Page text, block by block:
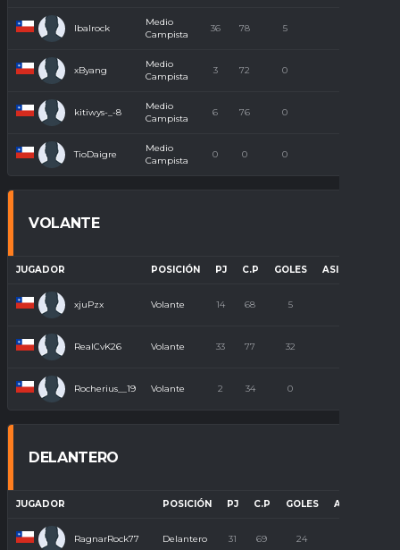
Ibalrock
Medio
Campista
36 78 5
xByang
Medio
Campista
3 72 0
kitiwys-_-8
Medio
Campista
6 76 0
TioDaigre
Medio
Campista
0 0 0
VOLANTE
JUGADOR POSICIÓN PJ C.P GOLES ASISTENCIAS
xjuPzx Volante 14 68 5
RealCvK26 Volante 33 77 32
Rocherius__19 Volante 2 34 0
DELANTERO
JUGADOR POSICIÓN PJ C.P GOLES ASISTENCIAS
RagnarRock77 Delantero 31 69 24